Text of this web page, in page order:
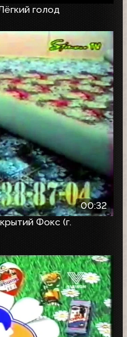
голод
00:32
Фокс (г.